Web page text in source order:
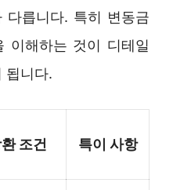
다릅니다. 특히 변동금
이해하는 것이 디테일
됩니다.
조건 특이 사항